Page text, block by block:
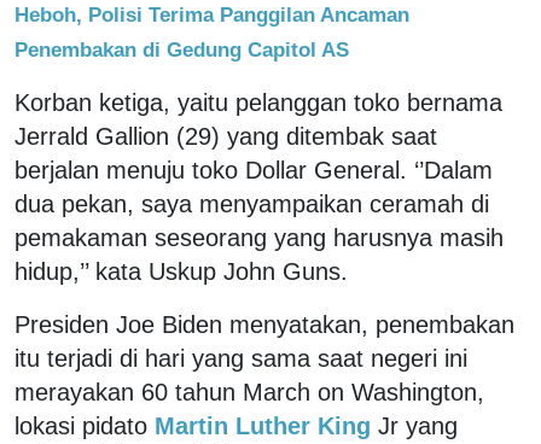
Heboh, Polisi Terima Panggilan Ancaman
Penembakan di Gedung Capitol AS
Korban ketiga, yaitu pelanggan toko bernama
Jerrald Gallion (29) yang ditembak saat
berjalan menuju toko Dollar General. ‘’Dalam
dua pekan, saya menyampaikan ceramah di
pemakaman seseorang yang harusnya masih
hidup,’’ kata Uskup John Guns.
Presiden Joe Biden menyatakan, penembakan
itu terjadi di hari yang sama saat negeri ini
merayakan 60 tahun March on Washington,
lokasi pidato Martin Luther King Jr yang